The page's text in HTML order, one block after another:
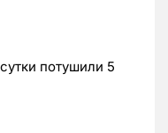
потушили 5